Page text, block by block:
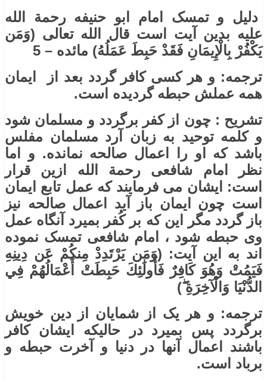
دلیل و تمسک امام ابو حنیفه رحمة الله
علیه بدین آیت است قال الله تعالی (وَمَن
يَكْفُرْ بِالْإِيمَانِ فَقَدْ حَبِطَ عَمَلُهُ) مائده – 5
ترجمه: و هر کسی کافر گردد بعد از ایمان
همه عملش حبطه گردیده است.
تشریح : چون از کفر برگردد و مسلمان شود
و کلمه توحید به زبان آرد مسلمان مفلس
باشد که او را اعمال صالحه نمانده. و اما
نظر امام شافعی رحمة الله ازین قرار
است: ایشان می فرمایند که عمل تابع ایمان
است چون ایمان باز آید اعمال صالحه نیز
باز گردد مگر این که بر کُفر بمیرد آنگاه عمل
وی حبطه شود ، امام شافعی تمسک نموده
اند به این آیت: (وَمَن يَرْتَدِدْ مِنكُمْ عَن دِينِهِ
فَيَمُتْ وَهُوَ كَافِرٌ فَأُولَٰئِكَ حَبِطَتْ أَعْمَالُهُمْ فِي
الدُّنْيَا وَالْآخِرَةِ ۖ)
ترجمه: و هر یک از شمایان از دین خویش
برگردد پس بمیرد در حالیکه ایشان کافر
باشند اعمال آنها در دنیا و آخرت حبطه و
برباد است.